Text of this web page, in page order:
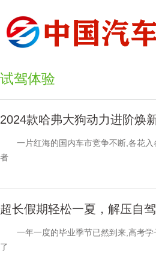
试驾体验
2024款哈弗大狗动力进阶焕
一片红海的国内车市竞争不断,各花入
者
超长假期轻松一夏，解压自
一年一度的毕业季节已然到来,高考学
了